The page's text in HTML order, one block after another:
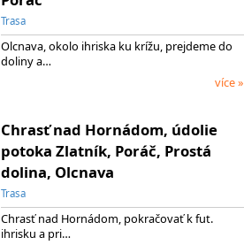
Trasa
Olcnava, okolo ihriska ku krížu, prejdeme do
doliny a…
více »
Chrasť nad Hornádom, údolie
potoka Zlatník, Poráč, Prostá
dolina, Olcnava
Trasa
Chrasť nad Hornádom, pokračovať k fut.
ihrisku a pri…